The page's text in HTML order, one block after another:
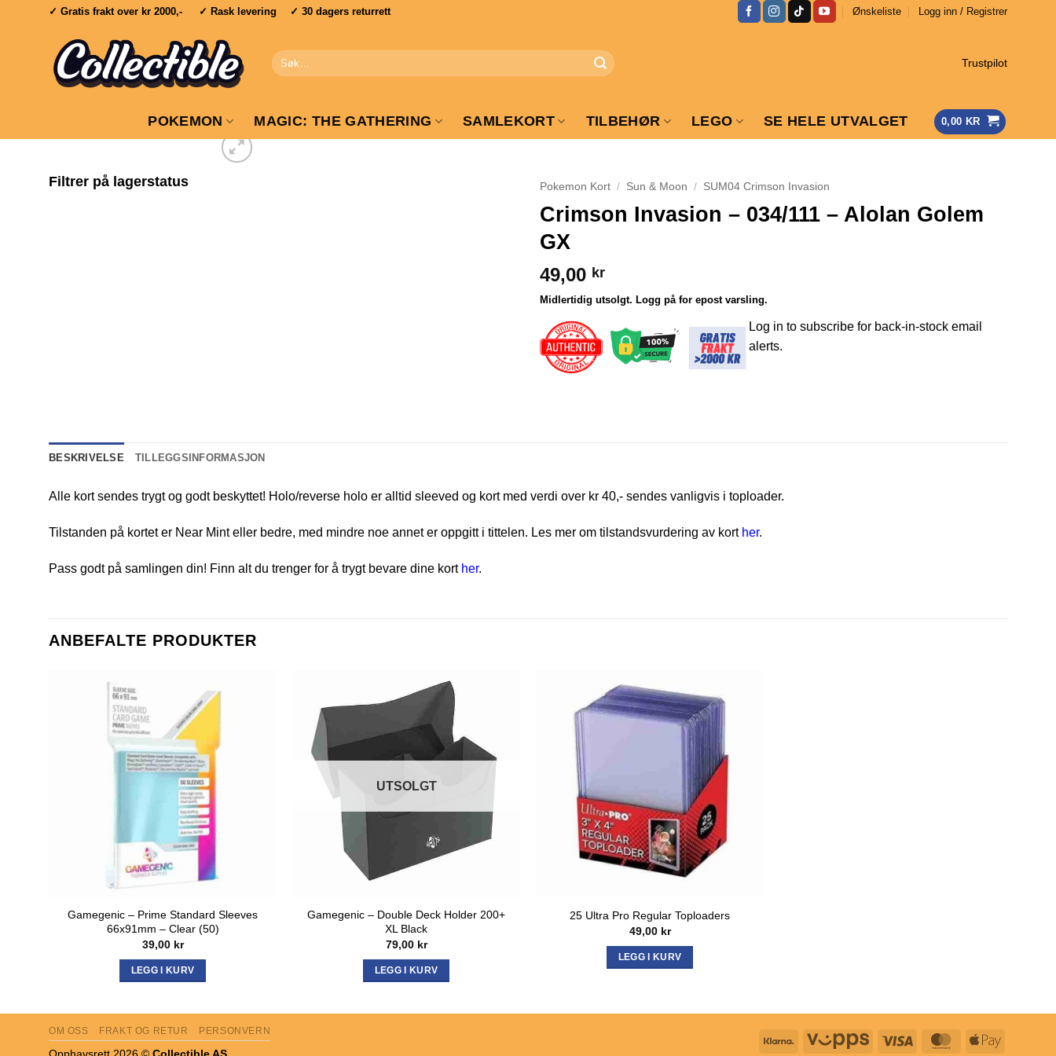
✓ Gratis frakt over kr 2000,- ✓ Rask levering ✓ 30 dagers returrett Ønskeliste Logg inn / Registrer
Søk
etter:
Trustpilot
POKEMON MAGIC: THE GATHERING SAMLEKORT TILBEHØR LEGO SE HELE UTVALGET 0,00 KR
Filtrer på lagerstatus Pokemon Kort / Sun & Moon / SUM04 Crimson Invasion
Crimson Invasion – 034/111 – Alolan Golem
GX
49,00 kr
Midlertidig utsolgt. Logg på for epost varsling.
Log in to subscribe for back-in-stock email
alerts.
BESKRIVELSE TILLEGGSINFORMASJON
Alle kort sendes trygt og godt beskyttet! Holo/reverse holo er alltid sleeved og kort med verdi over kr 40,- sendes vanligvis i toploader.
Tilstanden på kortet er Near Mint eller bedre, med mindre noe annet er oppgitt i tittelen. Les mer om tilstandsvurdering av kort her.
Pass godt på samlingen din! Finn alt du trenger for å trygt bevare dine kort her.
ANBEFALTE PRODUKTER
Gamegenic – Prime Standard Sleeves
66x91mm – Clear (50)
39,00 kr
LEGG I KURV
UTSOLGT
Gamegenic – Double Deck Holder 200+
XL Black
79,00 kr
LEGG I KURV
25 Ultra Pro Regular Toploaders
49,00 kr
LEGG I KURV
Klarna Vipps Visa MasterCardApple
OM OSS FRAKT OG RETUR PERSONVERN
Opphavsrett 2026 © Collectible AS